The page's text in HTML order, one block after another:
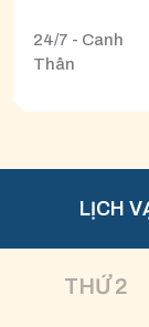
24/7 - Canh
Thân
LỊCH
THỨ 2